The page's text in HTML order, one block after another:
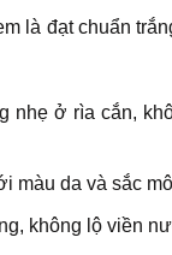
là đạt chuẩn
nhẹ ở rìa cắn,
màu da và sắc
không lộ viền